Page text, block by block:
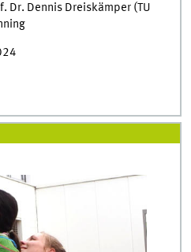
Dr. Dennis Dreiskämper (TU